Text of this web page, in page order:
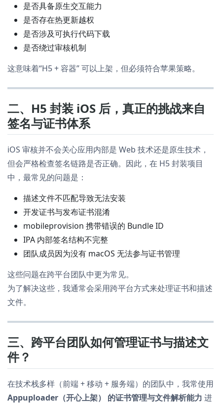
是否具备原生交互能力
是否存在热更新越权
是否涉及可执行代码下载
是否绕过审核机制
这意味着“H5 + 容器” 可以上架，但必须符合苹果策略。
二、H5 封装 iOS 后，真正的挑战来自
签名与证书体系
iOS 审核并不会关心应用内部是 Web 技术还是原生技术，
但会严格检查签名链路是否正确。因此，在 H5 封装项目
中，最常见的问题是：
描述文件不匹配导致无法安装
开发证书与发布证书混淆
mobileprovision 携带错误的 Bundle ID
IPA 内部签名结构不完整
团队成员因为没有 macOS 无法参与证书管理
这些问题在跨平台团队中更为常见。
为了解决这些，我通常会采用跨平台方式来处理证书和描述
文件。
三、跨平台团队如何管理证书与描述文
件？
在技术栈多样（前端 + 移动 + 服务端）的团队中，我常使用
Appuploader（开心上架） 的证书管理与文件解析能力 进